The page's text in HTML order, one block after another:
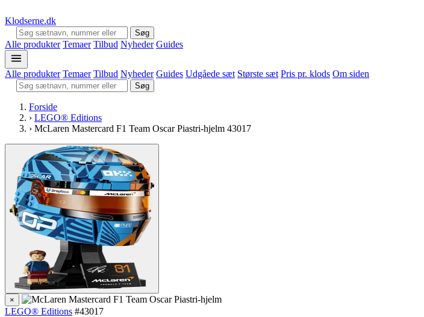
Klodserne.dk
Søg
Alle produkter Temaer Tilbud Nyheder Guides
Alle produkter Temaer Tilbud Nyheder Guides Udgåede sæt Største sæt Pris pr. klods Om siden
Søg
Forside
› LEGO® Editions
› McLaren Mastercard F1 Team Oscar Piastri-hjelm 43017
×
LEGO® Editions #43017